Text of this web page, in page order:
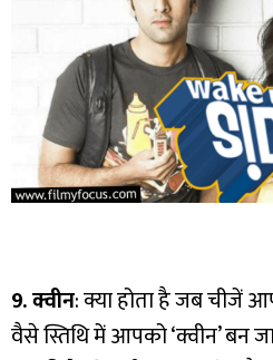
9. क्वीन: क्या होता है जब चीजें
वैसे स्तिथि में आपको ‘क्वीन’ बन